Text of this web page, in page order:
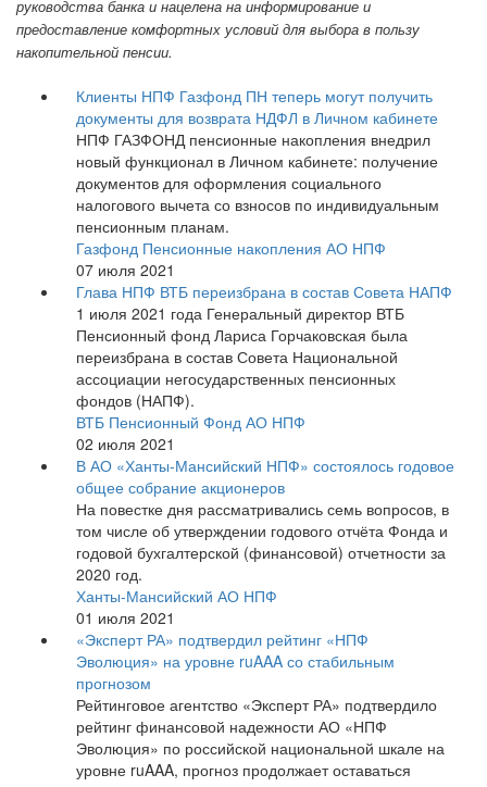
руководства банка и нацелена на информирование и
предоставление комфортных условий для выбора в пользу
накопительной пенсии.
Клиенты НПФ Газфонд ПН теперь могут получить
документы для возврата НДФЛ в Личном кабинете
НПФ ГАЗФОНД пенсионные накопления внедрил
новый функционал в Личном кабинете: получение
документов для оформления социального
налогового вычета со взносов по индивидуальным
пенсионным планам.
Газфонд Пенсионные накопления АО НПФ
07 июля 2021
Глава НПФ ВТБ переизбрана в состав Совета НАПФ
1 июля 2021 года Генеральный директор ВТБ
Пенсионный фонд Лариса Горчаковская была
переизбрана в состав Совета Национальной
ассоциации негосударственных пенсионных
фондов (НАПФ).
ВТБ Пенсионный Фонд АО НПФ
02 июля 2021
В АО «Ханты-Мансийский НПФ» состоялось годовое
общее собрание акционеров
На повестке дня рассматривались семь вопросов, в
том числе об утверждении годового отчёта Фонда и
годовой бухгалтерской (финансовой) отчетности за
2020 год.
Ханты-Мансийский АО НПФ
01 июля 2021
«Эксперт РА» подтвердил рейтинг «НПФ
Эволюция» на уровне ruAAA со стабильным
прогнозом
Рейтинговое агентство «Эксперт РА» подтвердило
рейтинг финансовой надежности АО «НПФ
Эволюция» по российской национальной шкале на
уровне ruAAA, прогноз продолжает оставаться